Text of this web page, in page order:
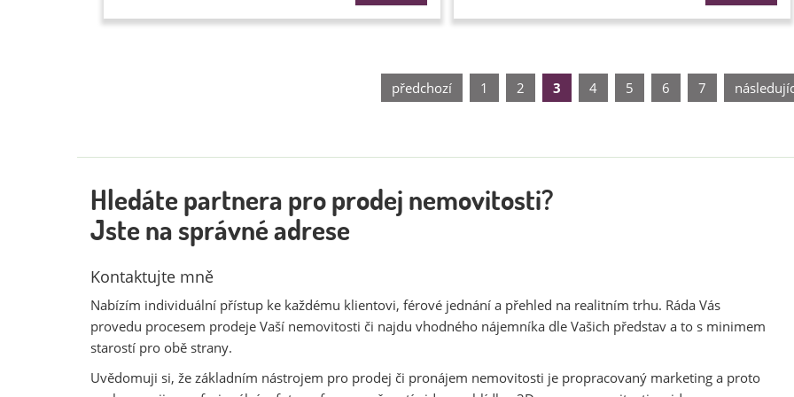
předchozí 1 2 3 4 5 6 7
Hledáte partnera pro prodej nemovitosti?
Jste na správné adrese
Kontaktujte mně
Nabízím individuální přístup ke každému klientovi, férové jednání a přehled na realitním trhu. Ráda Vás
provedu procesem prodeje Vaší nemovitosti či najdu vhodného nájemníka dle Vašich představ a to s minimem
starostí pro obě strany.
Uvědomuji si, že základním nástrojem pro prodej či pronájem nemovitosti je propracovaný marketing a proto